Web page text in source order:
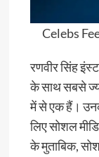
Celebs
रणवीर सिंह
के साथ सबसे
में से एक हैं।
लिए सोशल
के मुताबिक,